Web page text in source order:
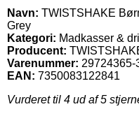
Navn: TWISTSHAKE
Grey
Kategori: Madkasser &
Producent:
Varenummer: 29724365-
EAN: 7350083122841
Vurderet til 4 ud af 5